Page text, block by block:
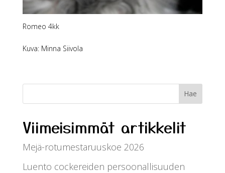
Romeo 4kk
Kuva: Minna Siivola
Viimeisimmät artikkelit
Mejä-rotumestaruuskoe 2026
Luento cockereiden persoonallisuuden